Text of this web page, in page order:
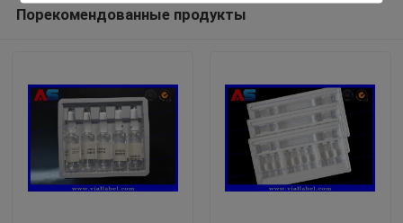
Порекомендованные продукты